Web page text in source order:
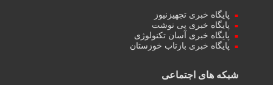
پایگاه خبری تجهیزنیوز
پایگاه خبری پی نوشت
پایگاه خبری آسان تکنولوژی
پایگاه خبری بازتاب خوزستان
شبکه های اجتماعی